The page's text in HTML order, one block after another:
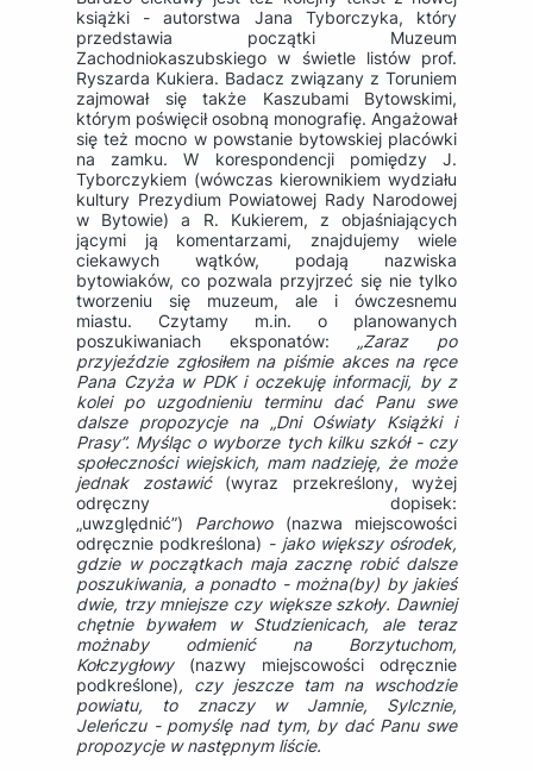
książki - autorstwa Jana Tyborczyka, który
przedstawia początki Muzeum
Zachodniokaszubskiego w świetle listów prof.
Ryszarda Kukiera. Badacz związany z Toruniem
zajmował się także Kaszubami Bytowskimi,
którym poświęcił osobną monografię. Angażował
się też mocno w powstanie bytowskiej placówki
na zamku. W korespondencji pomiędzy J.
Tyborczykiem (wówczas kierownikiem wydziału
kultury Prezydium Powiatowej Rady Narodowej
w Bytowie) a R. Kukierem, z objaśniających
jącymi ją komentarzami, znajdujemy wiele
ciekawych wątków, podają nazwiska
bytowiaków, co pozwala przyjrzeć się nie tylko
tworzeniu się muzeum, ale i ówczesnemu
miastu. Czytamy m.in. o planowanych
poszukiwaniach eksponatów: „Zaraz po
przyjeździe zgłosiłem na piśmie akces na ręce
Pana Czyża w PDK i oczekuję informacji, by z
kolei po uzgodnieniu terminu dać Panu swe
dalsze propozycje na „Dni Oświaty Książki i
Prasy”. Myśląc o wyborze tych kilku szkół - czy
społeczności wiejskich, mam nadzieję, że może
jednak zostawić(wyraz przekreślony, wyżej
odręczny dopisek:
„uwzględnić”) Parchowo (nazwa miejscowości
odręcznie podkreślona) - jako większy ośrodek,
gdzie w początkach maja zacznę robić dalsze
poszukiwania, a ponadto - można(by) by jakieś
dwie, trzy mniejsze czy większe szkoły. Dawniej
chętnie bywałem w Studzienicach, ale teraz
możnaby odmienić na Borzytuchom,
Kołczygłowy(nazwy miejscowości odręcznie
podkreślone), czy jeszcze tam na wschodzie
powiatu, to znaczy w Jamnie, Sylcznie,
Jeleńczu - pomyślę nad tym, by dać Panu swe
propozycje w następnym liście.